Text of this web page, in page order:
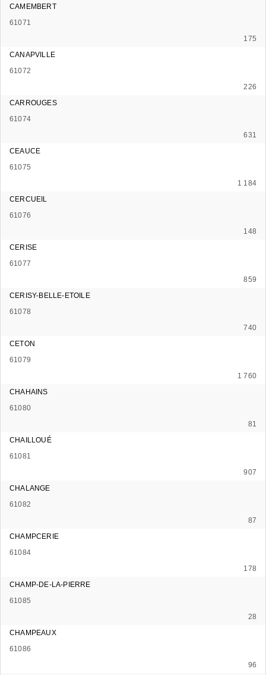
CAMEMBERT
61071
175
CANAPVILLE
61072
226
CARROUGES
61074
631
CEAUCE
61075
1 184
CERCUEIL
61076
148
CERISE
61077
859
CERISY-BELLE-ETOILE
61078
740
CETON
61079
1 760
CHAHAINS
61080
81
CHAILLOUÉ
61081
907
CHALANGE
61082
87
CHAMPCERIE
61084
178
CHAMP-DE-LA-PIERRE
61085
28
CHAMPEAUX
61086
96